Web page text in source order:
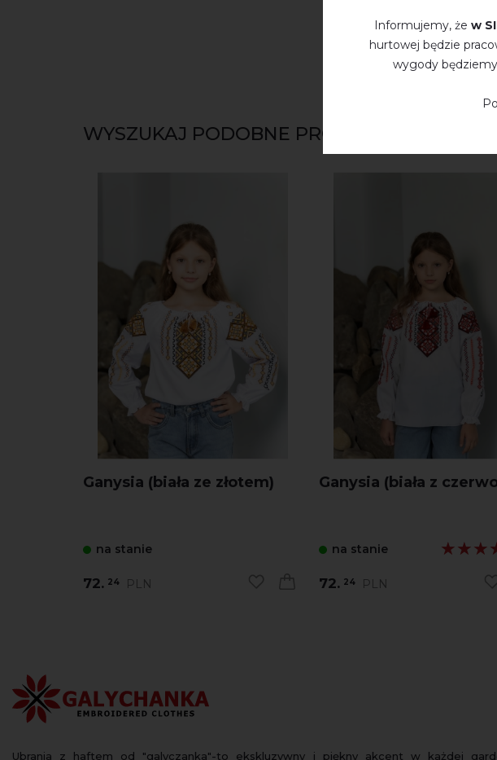
WYSZUKAJ PODOBNE PRODUKTY
Ganysia (biała ze złotem)
na stanie
72. 24 PLN
Ganysia (biała z
na stanie
72. 24 PLN
Ubrania z haftem od "galyczanka"-to ekskluzywny i piękny akcent w każdej
Informujemy, że w
hurtowej będzie
wygody będziemy